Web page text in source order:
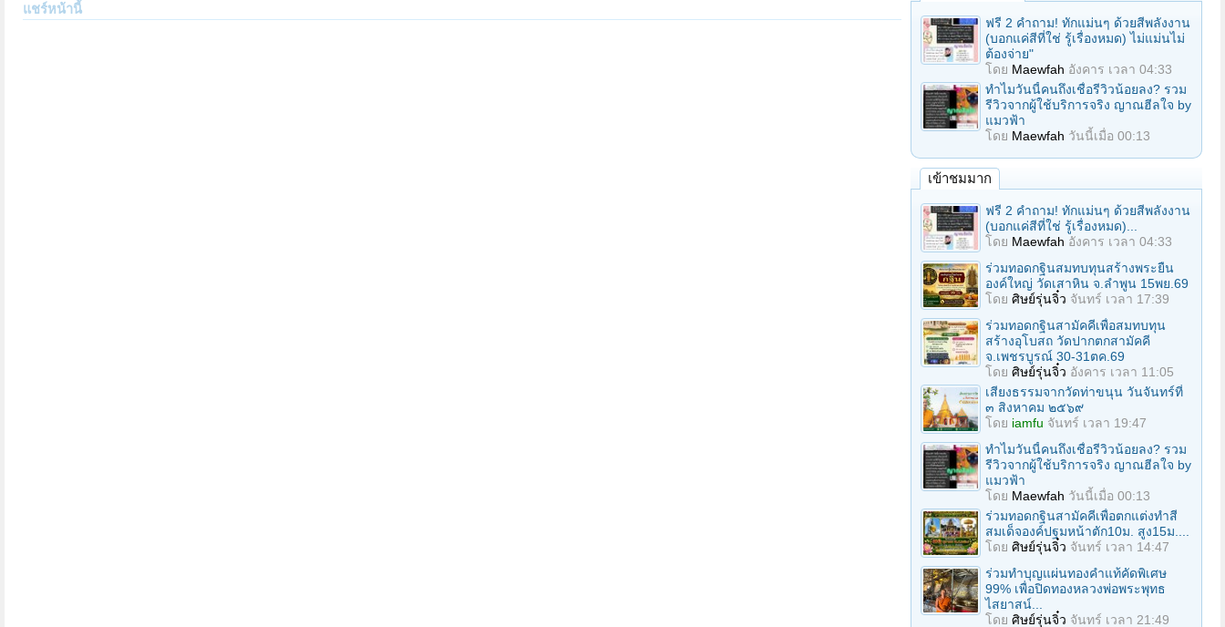
แชร์หน้านี้
ฟรี 2 คำถาม! ทักแม่นๆ ด้วยสีพลังงาน
(บอกแค่สีที่ใช่ รู้เรื่องหมด) ไม่แม่นไม่
ต้องจ่าย"
โดย Maewfah อังคาร เวลา 04:33
ทำไมวันนี้คนถึงเชื่อรีวิวน้อยลง? รวม
รีวิวจากผู้ใช้บริการจริง ญาณฮีลใจ by
แมวฟ้า
โดย Maewfah วันนี้เมื่อ 00:13
เข้าชมมาก
ฟรี 2 คำถาม! ทักแม่นๆ ด้วยสีพลังงาน
(บอกแค่สีที่ใช่ รู้เรื่องหมด)...
โดย Maewfah อังคาร เวลา 04:33
ร่วมทอดกฐินสมทบทุนสร้างพระยืน
องค์ใหญ่ วัดเสาหิน จ.ลําพูน 15พย.69
โดย ศิษย์รุ่นจิ๋ว จันทร์ เวลา 17:39
ร่วมทอดกฐินสามัคคีเพื่อสมทบทุน
สร้างอุโบสถ วัดปากตกสามัคคี
จ.เพชรบูรณ์ 30-31ตค.69
โดย ศิษย์รุ่นจิ๋ว อังคาร เวลา 11:05
เสียงธรรมจากวัดท่าขนุน วันจันทร์ที่
๓ สิงหาคม ๒๕๖๙
โดย iamfu จันทร์ เวลา 19:47
ทำไมวันนี้คนถึงเชื่อรีวิวน้อยลง? รวม
รีวิวจากผู้ใช้บริการจริง ญาณฮีลใจ by
แมวฟ้า
โดย Maewfah วันนี้เมื่อ 00:13
ร่วมทอดกฐินสามัคคีเพื่อตกแต่งทำสี
สมเด็จองค์ปฐมหน้าตัก10ม. สูง15ม....
โดย ศิษย์รุ่นจิ๋ว จันทร์ เวลา 14:47
ร่วมทําบุญแผ่นทองคำแท้คัดพิเศษ
99% เพื่อปิดทองหลวงพ่อพระพุทธ
ไสยาสน์...
โดย ศิษย์รุ่นจิ๋ว จันทร์ เวลา 21:49